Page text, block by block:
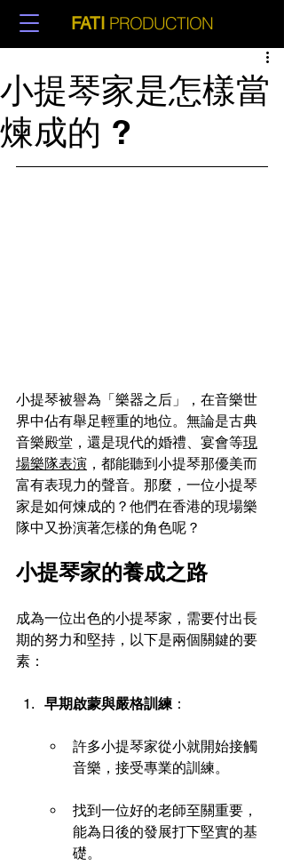
FATI PRODUCTION
小提琴家是怎樣當
煉成的 ?
小提琴被譽為「樂器之后」，在音樂世
界中佔有舉足輕重的地位。無論是古典
音樂殿堂，還是現代的婚禮、宴會等現
場樂隊表演 ，都能聽到小提琴那優美而
富有表現力的聲音。那麼，一位小提琴
家是如何煉成的？他們在香港的現場樂
隊中又扮演著怎樣的角色呢？
小提琴家的養成之路
成為一位出色的小提琴家，需要付出長
期的努力和堅持，以下是兩個關鍵的要
素：
早期啟蒙與嚴格訓練：
許多小提琴家從小就開始接觸
音樂，接受專業的訓練。
找到一位好的老師至關重要，
能為日後的發展打下堅實的基
礎。